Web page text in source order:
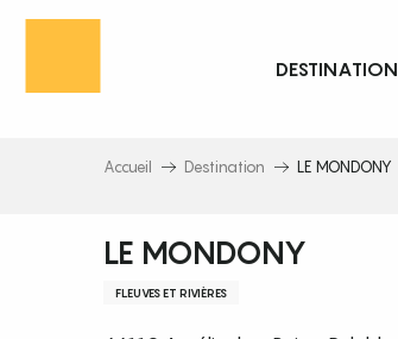
Aller
principal
DESTINATION
Accueil Destination LE MONDONY
LE MONDONY
FLEUVES ET RIVIÈRES